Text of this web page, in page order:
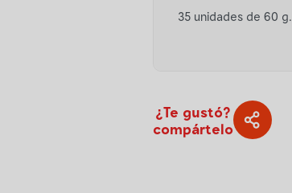
35 unidades de 60 g.
¿Te gustó?
compártelo